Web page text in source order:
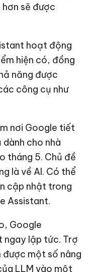
sẽ được
hoạt động
hiện có, đồng
năng được
công cụ như
nơi Google tiết
cho nhà
tháng 5. Chủ đề
là về AI. Có thể
cập nhật trong
Assistant.
Google
ngay lập tức. Trợ
được một số nâng
LLM vào một